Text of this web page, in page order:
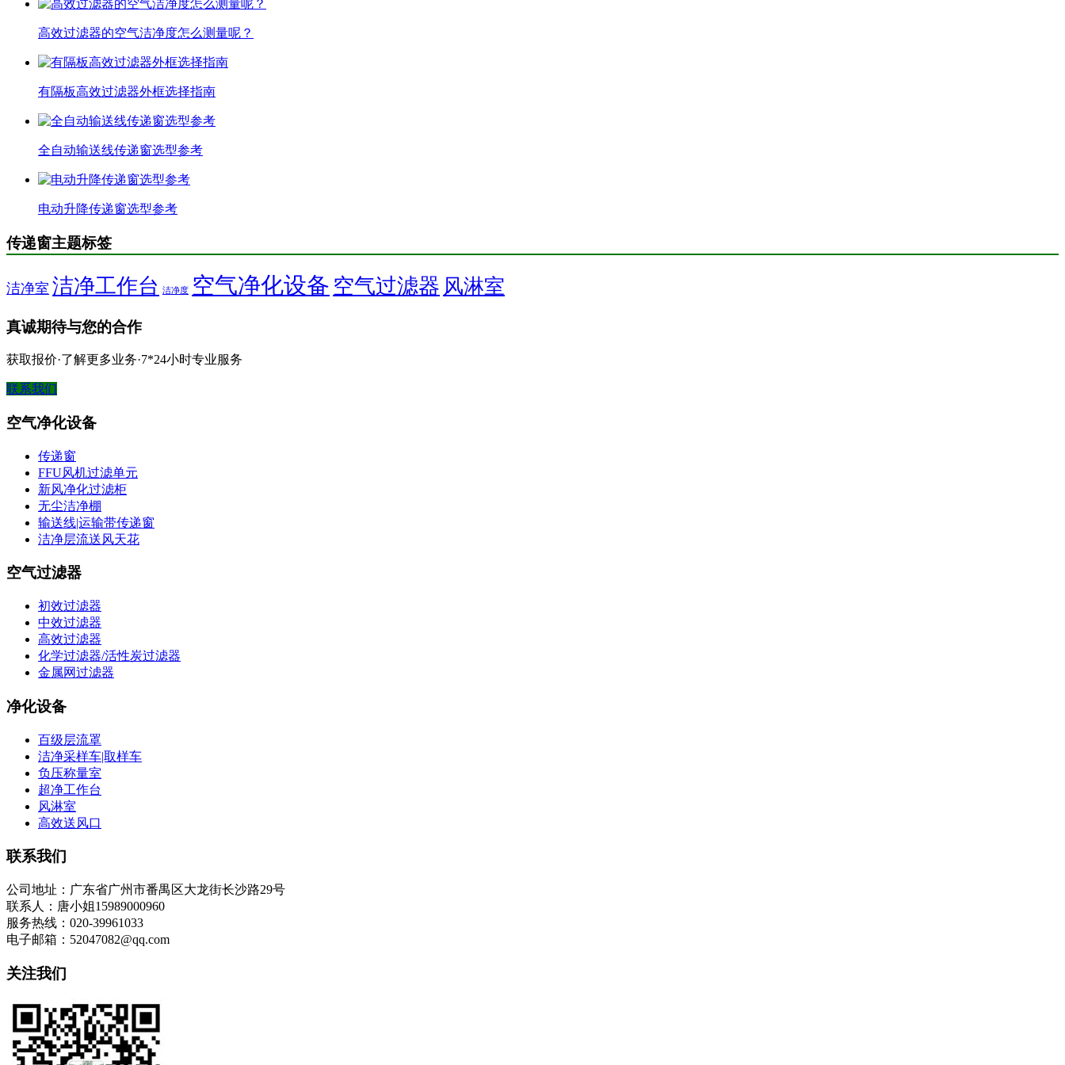
高效过滤器的空气洁净度怎么测量呢？
有隔板高效过滤器外框选择指南
全自动输送线传递窗选型参考
电动升降传递窗选型参考
传递窗主题标签
洁净室 洁净工作台 洁净度 空气净化设备 空气过滤器 风淋室
真诚期待与您的合作
获取报价·了解更多业务·7*24小时专业服务
联系我们
空气净化设备
传递窗
FFU风机过滤单元
新风净化过滤柜
无尘洁净棚
输送线|运输带传递窗
洁净层流送风天花
空气过滤器
初效过滤器
中效过滤器
高效过滤器
化学过滤器/活性炭过滤器
金属网过滤器
净化设备
百级层流罩
洁净采样车|取样车
负压称量室
超净工作台
风淋室
高效送风口
联系我们
公司地址：广东省广州市番禺区大龙街长沙路29号
联系人：唐小姐15989000960
服务热线：020-39961033
电子邮箱：52047082@qq.com
关注我们